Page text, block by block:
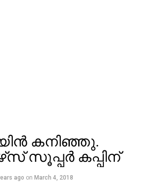
കനിഞ്ഞു.
സൂപ്പര്‍ കപ്പിന്
ago on March 4, 2018